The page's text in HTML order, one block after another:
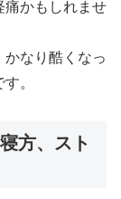
痛かもしれませ
なり酷くなっ
。
方、スト